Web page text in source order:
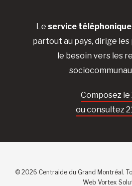
Le service téléphonique
partout au pays, dirige
le besoin vers les
Composez le
ou consultez
© 2026 Centraide du Grand Montréal.
Web Vortex